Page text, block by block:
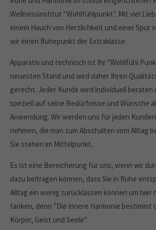
About us
sociis natoque penatibus et magnis dis
nascetur ridiculus mus. Donec quam felis,
Wellnessinstitut "Wohlfühlpunkt". Mit viel
einem Hauch von Herzlichkeit und einer Spur
wir einen Ruhepunkt der Extraklasse.
Apparativ und technisch ist Ihr "Wohlfühl
neuesten Stand und wird daher Ihren
gerecht. Jeder Kunde wird individuell beraten
speziell auf seine Bedürfnisse und Wünsche
Anwendung. Wir werden uns für jeden
nehmen, die man zum Abschalten vom Alltag
Sie stehen im Mittelpunkt.
Es ist eine Bereicherung für uns, wenn wir
dazu beitragen können, dass Sie in Ruhe
Alltag ein wenig zurücklassen können um hier
tanken, denn "Die innere Harmonie bestimmt
Körper, Geist und Seele".